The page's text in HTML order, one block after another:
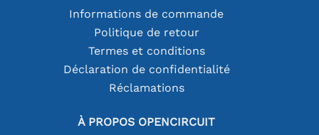
Informations de commande
Politique de retour
Termes et conditions
Déclaration de confidentialité
Réclamations
À PROPOS OPENCIRCUIT